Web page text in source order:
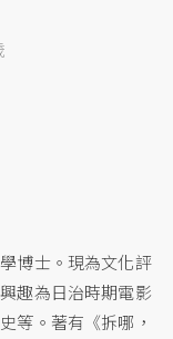
博士。現為文化評
趣為日治時期電影
等。著有《拆哪，